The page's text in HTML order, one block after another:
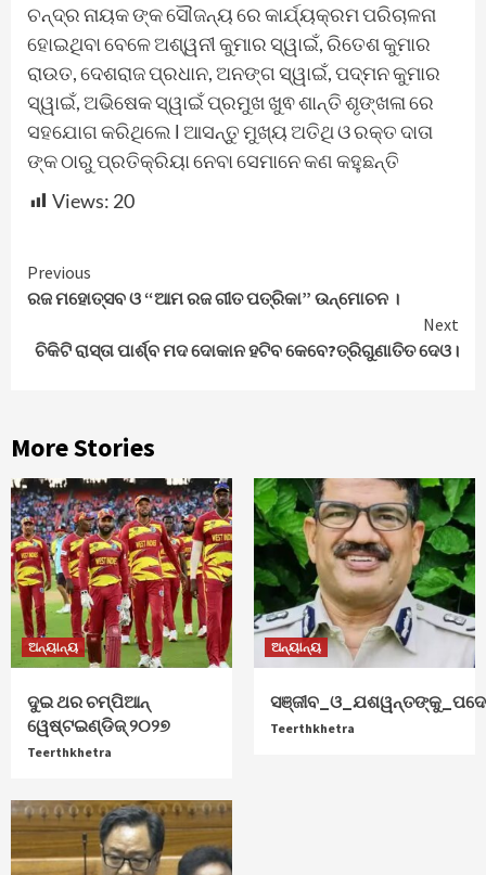
ଚନ୍ଦ୍ର ନାୟକ ଙ୍କ ସୌଜନ୍ୟ ରେ କାର୍ଯ୍ୟକ୍ରମ ପରିଚାଳନା
ହୋଇଥିବା ବେଳେ ଅଶ୍ୱନୀ କୁମାର ସ୍ୱାଇଁ, ରିତେଶ କୁମାର
ରାଉତ, ଦେଶରାଜ ପ୍ରଧାନ, ଅନଙ୍ଗ ସ୍ୱାଇଁ, ପଦ୍ମନ କୁମାର
ସ୍ୱାଇଁ, ଅଭିଷେକ ସ୍ୱାଇଁ ପ୍ରମୁଖ ଖୁଵ ଶାନ୍ତି ଶୃଙ୍ଖଳା ରେ
ସହଯୋଗ କରିଥିଲେ l ଆସନ୍ତୁ ମୁଖ୍ୟ ଅତିଥି ଓ ରକ୍ତ ଦାତା
ଙ୍କ ଠାରୁ ପ୍ରତିକ୍ରିୟା ନେବା ସେମାନେ କଣ କହୁଛନ୍ତି
Views: 20
Continue
Reading
Previous
ରଜ ମହୋତ୍ସବ ଓ “ଆମ ରଜ ଗୀତ ପତ୍ରିକା” ଉନ୍ମୋଚନ ।
Next
ଚିକିଟି ରାସ୍ତା ପାର୍ଶ୍ବ ମଦ ଦୋକାନ ହଟିବ କେବେ?ତ୍ରିଗୁଣାତିତ ଦେଓ।
More Stories
ଅନ୍ୟାନ୍ୟ
ଦୁଇ ଥର ଚମ୍ପିଆନ୍‌
ୱେଷ୍ଟଇଣ୍ଡିଜ୍‌ ୨୦୨୭
Teerthkhetra
ଅନ୍ୟାନ୍ୟ
Teerthkhetra